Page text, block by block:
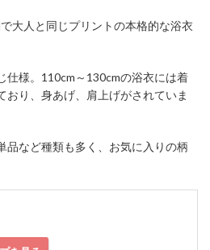
大人と同じプリントの本格的な浴衣
仕様。110cm～130cmの浴衣には着
おり、身あげ、肩上げがされていま
品など種類も多く、お気に入りの柄